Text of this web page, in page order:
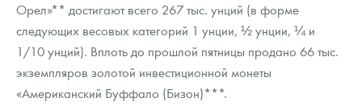
Орел»** достигают всего 267 тыс. унций (в форме
следующих весовых категорий 1 унции, ½ унции, ¼ и
1/10 унций). Вплоть до прошлой пятницы продано 66 тыс.
экземпляров золотой инвестиционной монеты
«Американский Буффало (Бизон)***.